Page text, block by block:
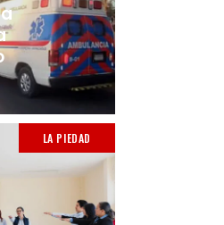
LA PIEDAD